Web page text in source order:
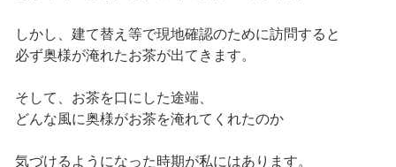
しかし、建て替え等で現地確認のために訪問すると
必ず奥様が淹れたお茶が出てきます。
そして、お茶を口にした途端、
どんな風に奥様がお茶を淹れてくれたのか
気づけるようになった時期が私にはあります。